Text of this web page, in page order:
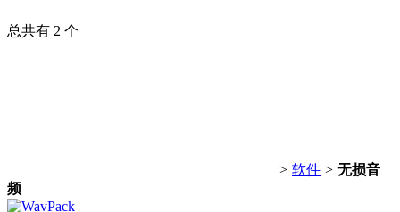
总共有 2 个
> 软件 > 无损音
频